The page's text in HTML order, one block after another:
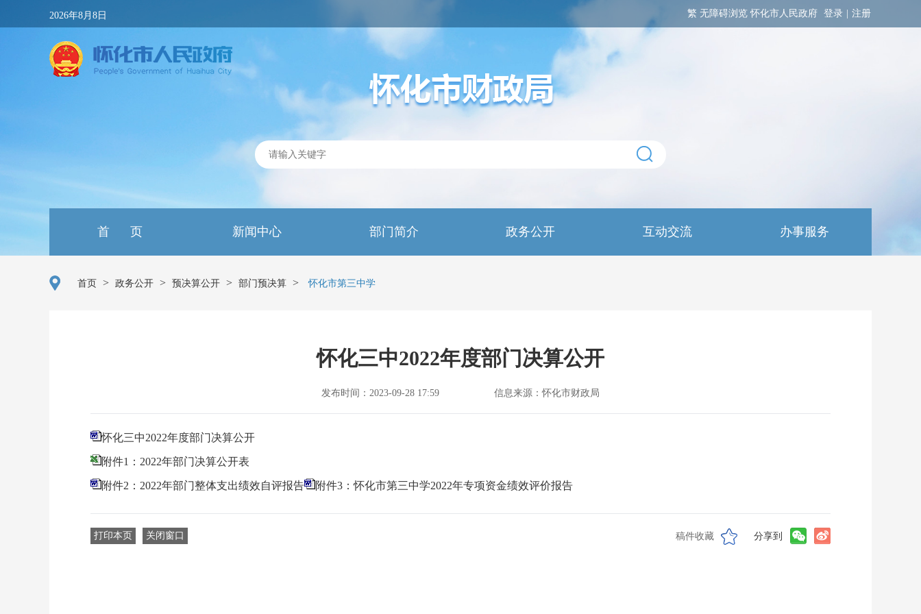
2026年8月8日 繁 无障碍浏览 怀化市人民政府 登录 注册
首 页 新闻中心 部门简介 政务公开 互动交流 办事服务
首页 > 政务公开 > 预决算公开 > 部门预决算 > 怀化市第三中学
怀化三中2022年度部门决算公开
发布时间：2023-09-28 17:59 信息来源：怀化市财政局
怀化三中2022年度部门决算公开
附件1：2022年部门决算公开表
附件2：2022年部门整体支出绩效自评报告 附件3：怀化市第三中学2022年专项资金绩效评价报告
打印本页 关闭窗口 稿件收藏 分享到